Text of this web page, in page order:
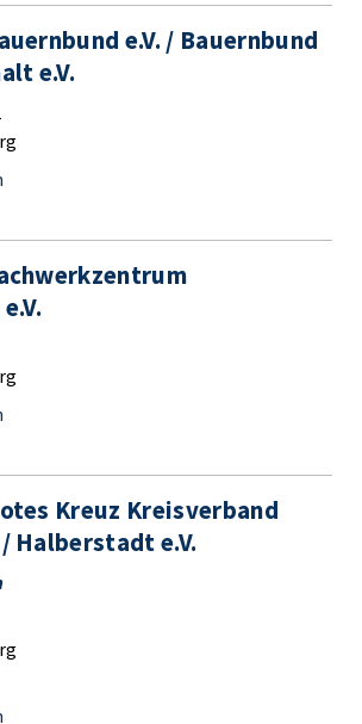
e.V. / Bauernbund
e.V.
Kreuz Kreisverband
Halberstadt e.V.